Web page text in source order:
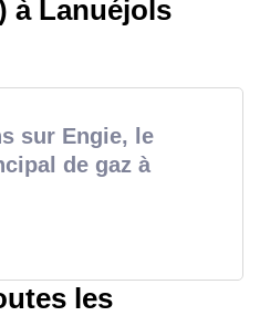
à Lanuéjols
sur Engie, le
de gaz à
les